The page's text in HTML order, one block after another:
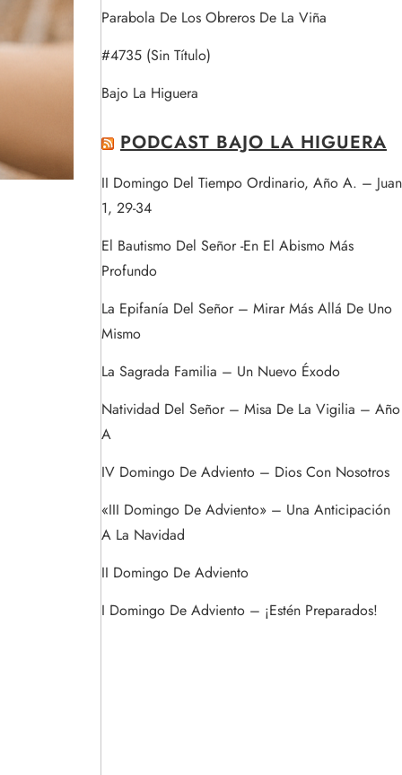
Parabola De Los Obreros De La Viña
#4735 (sin Título)
Bajo La Higuera
PODCAST BAJO LA HIGUERA
II Domingo Del Tiempo Ordinario, Año A. – Juan
1, 29-34
El Bautismo Del Señor -En El Abismo Más
Profundo
La Epifanía Del Señor – Mirar Más Allá De Uno
Mismo
La Sagrada Familia – Un Nuevo Éxodo
Natividad Del Señor – Misa De La Vigilia – Año
A
IV Domingo De Adviento – Dios Con Nosotros
«III Domingo De Adviento» – Una Anticipación
A La Navidad
II Domingo De Adviento
I Domingo De Adviento – ¡Estén Preparados!